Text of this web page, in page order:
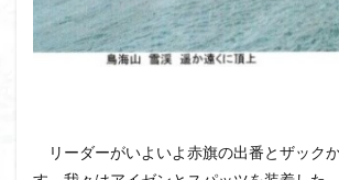
リーダーがいよいよ赤旗の出番とザック